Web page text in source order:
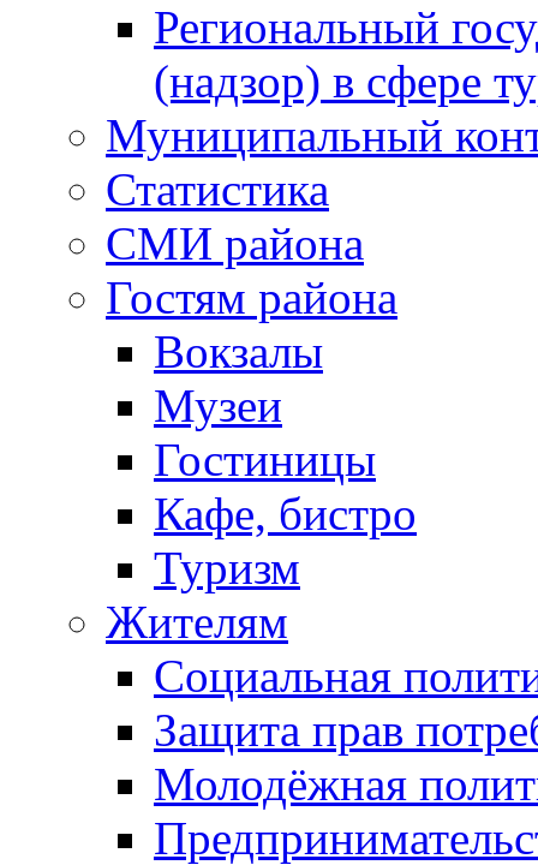
Региональный
(надзор) в сфере
Муниципальный
Статистика
СМИ района
Гостям района
Вокзалы
Музеи
Гостиницы
Кафе, бистро
Туризм
Жителям
Социальная
Защита прав
Молодёжная